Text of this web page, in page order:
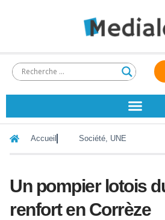
Accueil Société, UNE
Un pompier lotois
renfort en Corrèze